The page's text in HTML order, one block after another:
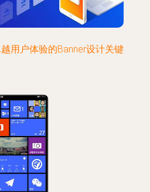
用户体验的Banner设计关键